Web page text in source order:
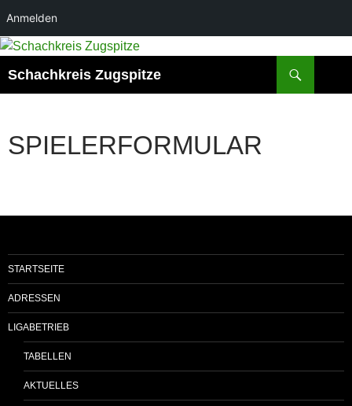
Anmelden
Zum
springen
Schachkreis Zugspitze
SPIELERFORMULAR
STARTSEITE
ADRESSEN
LIGABETRIEB
TABELLEN
AKTUELLES